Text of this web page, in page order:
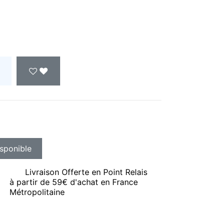
Livraison Offerte en Point Relais
à partir de 59€ d'achat en France
Métropolitaine